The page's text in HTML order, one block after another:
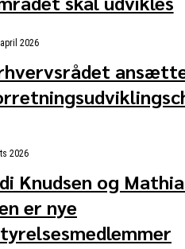
2026
2026
Knudsen og
er nye